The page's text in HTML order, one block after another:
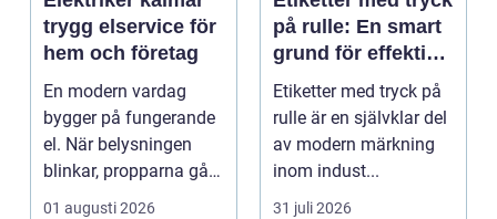
trygg elservice för
hem och företag
En modern vardag
bygger på fungerande
el. När belysningen
blinkar, propparna går
eller en ny laddbox...
01 augusti 2026
på rulle: En smart
grund för effektiv
märkning
Etiketter med tryck på
rulle är en självklar del
av modern märkning
inom indust...
31 juli 2026